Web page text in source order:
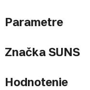
Parametre
Značka SUNS
Hodnotenie